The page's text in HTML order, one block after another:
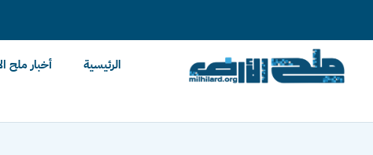
الرئيسية أخبار ملح